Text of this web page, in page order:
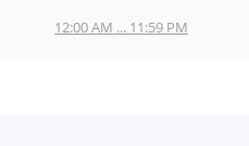
12:00 AM ... 11:59 PM